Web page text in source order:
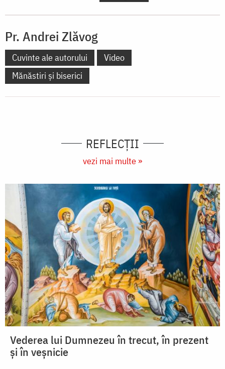
Pr. Andrei Zlăvog
Cuvinte ale autorului
Video
Mănăstiri și biserici
REFLECȚII
vezi mai multe »
Vederea lui Dumnezeu în trecut, în prezent
și în veșnicie